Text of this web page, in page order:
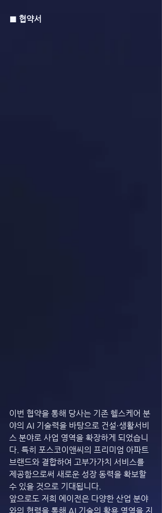
■ 협약서
이번 협약을 통해 당사는 기존 헬스케어 분
야의 AI 기술력을 바탕으로 건설·생활서비
스 분야로 사업 영역을 확장하게 되었습니
다. 특히 포스코이앤씨의 프리미엄 아파트
브랜드와 결합하여 고부가가치 서비스를
제공함으로써 새로운 성장 동력을 확보할
수 있을 것으로 기대됩니다.
앞으로도 저희 에이전은 다양한 산업 분야
와의 협력을 통해 AI 기술의 활용 영역을 지